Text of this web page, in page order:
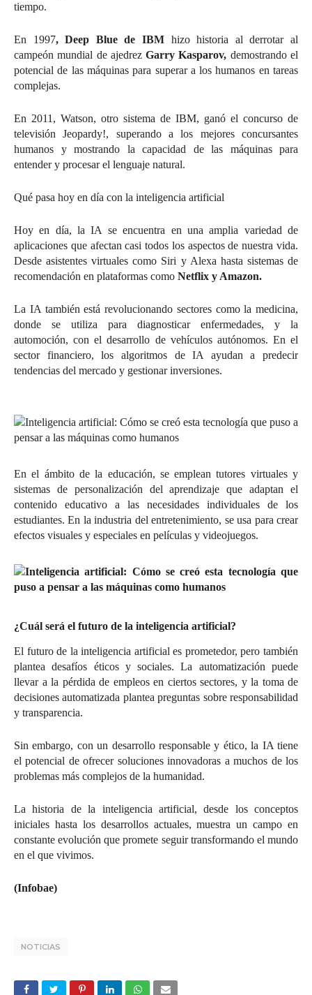
tiempo.
En 1997, Deep Blue de IBM hizo historia al derrotar al
campeón mundial de ajedrezGarry Kasparov, demostrando el
potencial de las máquinas para superar a los humanos en tareas
complejas.
En 2011, Watson, otro sistema de IBM, ganó el concurso de
televisión Jeopardy!, superando a los mejores concursantes
humanos y mostrando la capacidad de las máquinas para
entender y procesar el lenguaje natural.
Qué pasa hoy en día con la inteligencia artificial
Hoy en día, la IA se encuentra en una amplia variedad de
aplicaciones que afectan casi todos los aspectos de nuestra vida.
Desde asistentes virtuales como Siri y Alexa hasta sistemas de
recomendación en plataformas como Netflix y Amazon.
La IA también está revolucionando sectores como la medicina,
donde se utiliza para diagnosticar enfermedades, y la
automoción, con el desarrollo de vehículos autónomos. En el
sector financiero, los algoritmos de IA ayudan a predecir
tendencias del mercado y gestionar inversiones.
En el ámbito de la educación, se emplean tutores virtuales y
sistemas de personalización del aprendizaje que adaptan el
contenido educativo a las necesidades individuales de los
estudiantes. En la industria del entretenimiento, se usa para crear
efectos visuales y especiales en películas y videojuegos.
¿Cuál será el futuro de la inteligencia artificial?
El futuro de la inteligencia artificial es prometedor, pero también
plantea desafíos éticos y sociales. La automatización puede
llevar a la pérdida de empleos en ciertos sectores, y la toma de
decisiones automatizada plantea preguntas sobre responsabilidad
y transparencia.
Sin embargo, con un desarrollo responsable y ético, la IA tiene
el potencial de ofrecer soluciones innovadoras a muchos de los
problemas más complejos de la humanidad.
La historia de la inteligencia artificial, desde los conceptos
iniciales hasta los desarrollos actuales, muestra un campo en
constante evolución que promete seguir transformando el mundo
en el que vivimos.
(Infobae)
NOTICIAS